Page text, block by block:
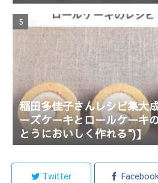
稲田多佳子さんレシピ集大
ーズケーキとロールケーキ
とうにおいしく作れる")】
Twitter